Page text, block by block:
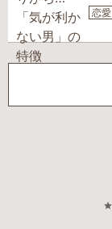
恋愛